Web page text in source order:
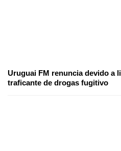
Uruguai FM renuncia devido a
traficante de drogas fugitivo